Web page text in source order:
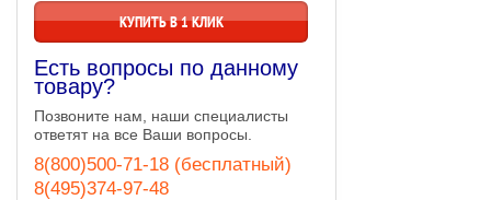
КУПИТЬ В 1 КЛИК
Есть вопросы по данному
товару?
Позвоните нам, наши специалисты
ответят на все Ваши вопросы.
8(800)500-71-18 (бесплатный)
8(495)374-97-48